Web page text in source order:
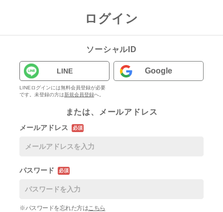
ログイン
ソーシャルID
LINE
LINEログインには無料会員登録が必要
です。未登録の方は新規会員登録へ。
Google
または、メールアドレス
メールアドレス 必須
パスワード 必須
※パスワードを忘れた方はこちら